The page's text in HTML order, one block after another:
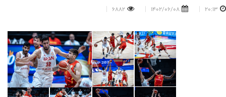
20:13
1402/06/08
6882